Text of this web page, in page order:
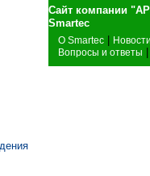
Сайт компании
О Smartec
Вопросы и ответы